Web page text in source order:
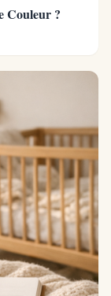
Couleur ?